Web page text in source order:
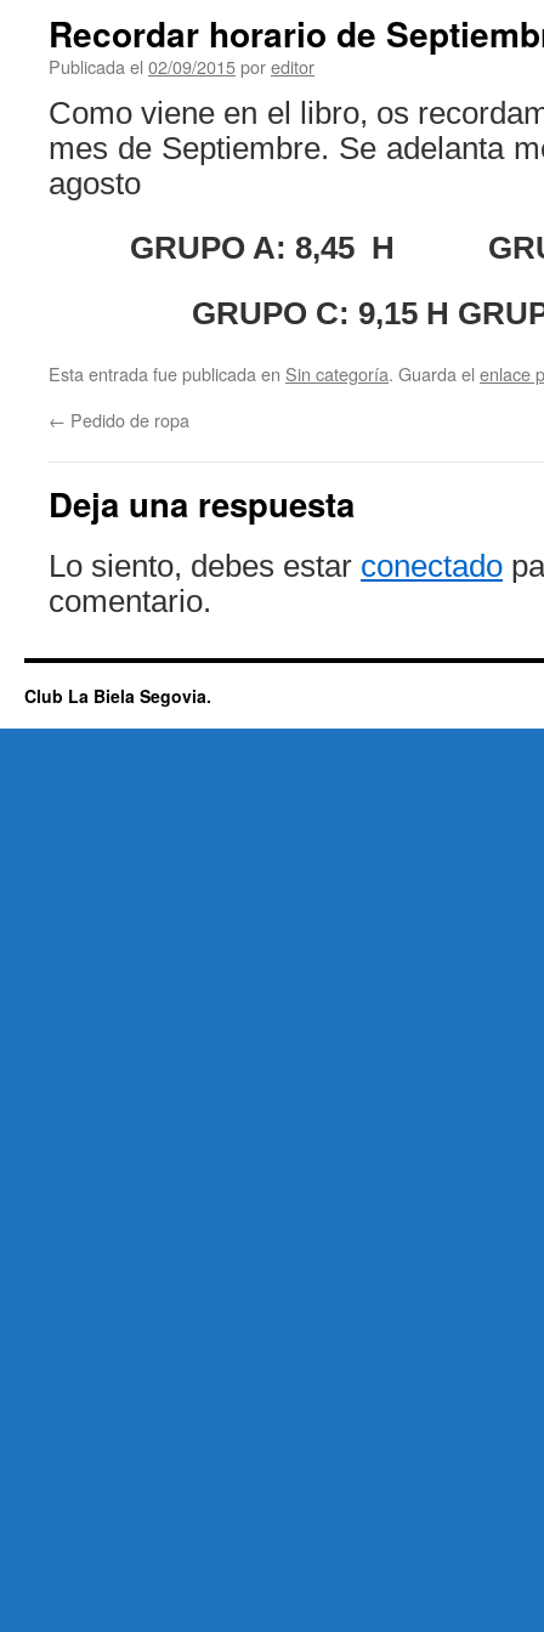
Recordar horario de
Publicada el 02/09/2015poreditor
Como viene en el libro, os
mes de Septiembre. Se adelanta
agosto
GRUPO A: 8,45 H
GRUPO C: 9,15 H
Esta entrada fue publicada en Sin categoría. Guarda el enlace
← Pedido de ropa
Deja una respuesta
Lo siento, debes estar conectado
comentario.
Club La Biela Segovia.